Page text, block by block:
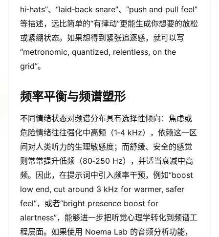
hi‑hats”、“laid‑back snare”、“push and pull feel”
等描述，远比简单的“有律动”更能生成你想要的放松
或紧绷状态。如果想得到紧张追逐感，就可以写
“metronomic, quantized, relentless, on the
grid”。
频率平衡与频谱塑形
不同情绪状态对频谱分布具有选择性倾向：焦虑或
危险情绪往往强化中高频（1‑4 kHz），依赖这一区
间对人类听力的生理敏感度；而舒缓、安全的感觉
则常常提升低频（80‑250 Hz），并适当衰减中高
频。因此，在提示词中引入频率干预，例如“boost
low end, cut around 3 kHz for warmer, safer
feel”，或者“bright presence boost for
alertness”，能够进一步把听觉心理学转化到频谱工
程层面。如果使用 Noema Lab 的音频分析功能，